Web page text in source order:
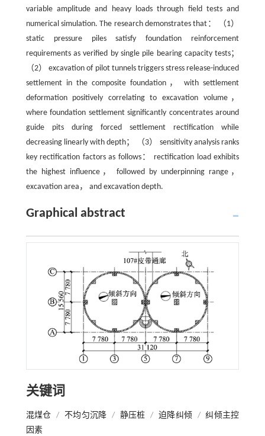
variable amplitude and heavy loads through field tests and
numerical simulation. The research demonstrates that： （1）
static pressure piles satisfy foundation reinforcement
requirements as verified by single pile bearing capacity tests；
（2） excavation of pilot tunnels triggers stress release-induced
settlement in the composite foundation， with settlement
deformation positively correlating to excavation volume，
where foundation settlement significantly concentrates around
guide pits during forced settlement rectification while
decreasing linearly with depth； （3） sensitivity analysis ranks
key rectification factors as follows： rectification load exhibits
the highest influence， followed by underpinning range，
excavation area， and excavation depth.
Graphical abstract
关键词
混煤仓 / 不均匀沉降 / 静压桩 / 迫降纠倾 / 纠倾主控
因素